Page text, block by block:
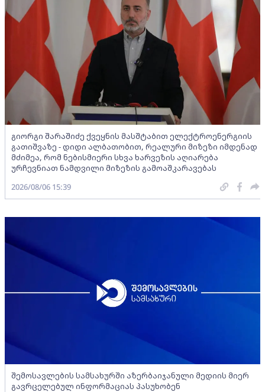
გიორგი შარაშიძე ქვეყნის მასშტაბით ელექტროენერგიის
გათიშვაზე - დიდი ალბათობით, რეალური მიზეზი იმდენად
მძიმეა, რომ ნებისმიერი სხვა ხარვეზის აღიარება
ურჩევნიათ ნამდვილი მიზეზის გამოაშკარავებას
2026/08/06 15:39
შემოსავლების სამსახურში აზერბაიჯანული მედიის მიერ
გავრცელებულ ინფორმაციას პასუხობენ